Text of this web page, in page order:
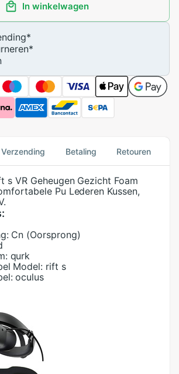
In winkelwagen
*
*
Verzending Betaling Retouren
s VR Geheugen Gezicht Foam
Pu Lederen Kussen,
Cn (Oorsprong)
qurk
Model: rift s
oculus